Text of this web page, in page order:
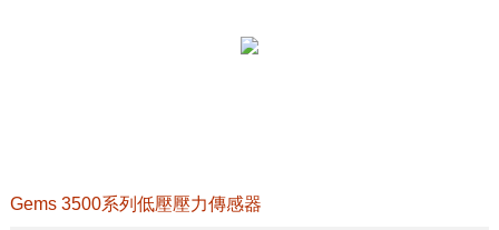
Gems 3500系列低壓壓力傳感器